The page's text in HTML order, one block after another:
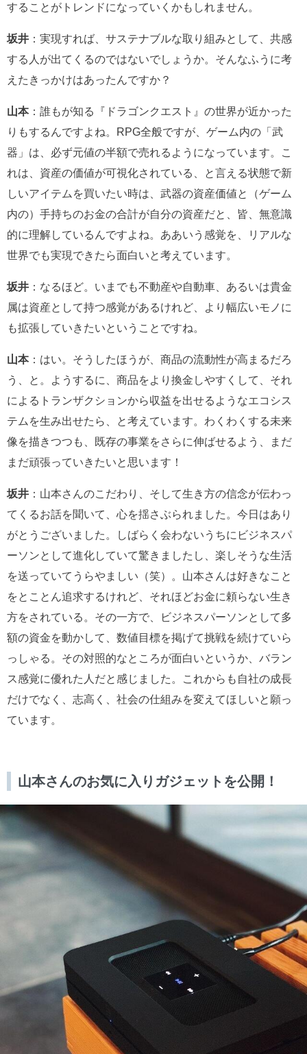
することがトレンドになっていくかもしれません。
坂井 ：実現すれば、サステナブルな取り組みとして、共感
する人が出てくるのではないでしょうか。そんなふうに考
えたきっかけはあったんですか？
山本：誰もが知る『ドラゴンクエスト』の世界が近かった
りもするんですよね。RPG全般ですが、ゲーム内の「武
器」は、必ず元値の半額で売れるようになっています。こ
れは、資産の価値が可視化されている、と言える状態で新
しいアイテムを買いたい時は、武器の資産価値と（ゲーム
内の）手持ちのお金の合計が自分の資産だと、皆、無意識
的に理解しているんですよね。ああいう感覚を、リアルな
世界でも実現できたら面白いと考えています。
坂井 ：なるほど。いまでも不動産や自動車、あるいは貴金
属は資産として持つ感覚があるけれど、より幅広いモノに
も拡張していきたいということですね。
山本：はい。そうしたほうが、商品の流動性が高まるだろ
う、と。ようするに、商品をより換金しやすくして、それ
によるトランザクションから収益を出せるようなエコシス
テムを生み出せたら、と考えています。わくわくする未来
像を描きつつも、既存の事業をさらに伸ばせるよう、まだ
まだ頑張っていきたいと思います！
坂井 ：山本さんのこだわり、そして生き方の信念が伝わっ
てくるお話を聞いて、心を揺さぶられました。今日はあり
がとうございました。しばらく会わないうちにビジネスパ
ーソンとして進化していて驚きましたし、楽しそうな生活
を送っていてうらやましい（笑）。山本さんは好きなこと
をとことん追求するけれど、それほどお金に頼らない生き
方をされている。その一方で、ビジネスパーソンとして多
額の資金を動かして、数値目標を掲げて挑戦を続けていら
っしゃる。その対照的なところが面白いというか、バラン
ス感覚に優れた人だと感じました。これからも自社の成長
だけでなく、志高く、社会の仕組みを変えてほしいと願っ
ています。
山本さんのお気に入りガジェットを公開！